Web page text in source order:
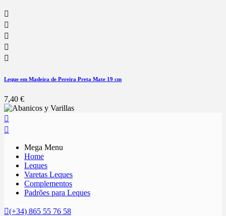





Leque em Madeira de Pereira Preta Mate 19 cm
7,40 €


Mega Menu
Home
Leques
Varetas Leques
Complementos
Padrões para Leques
(+34) 865 55 76 58